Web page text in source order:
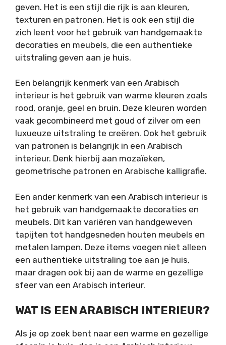
geven. Het is een stijl die rijk is aan kleuren,
texturen en patronen. Het is ook een stijl die
zich leent voor het gebruik van handgemaakte
decoraties en meubels, die een authentieke
uitstraling geven aan je huis.
Een belangrijk kenmerk van een Arabisch
interieur is het gebruik van warme kleuren zoals
rood, oranje, geel en bruin. Deze kleuren worden
vaak gecombineerd met goud of zilver om een ​​
luxueuze uitstraling te creëren. Ook het gebruik
van patronen is belangrijk in een Arabisch
interieur. Denk hierbij aan mozaïeken,
geometrische patronen en Arabische kalligrafie.
Een ander kenmerk van een Arabisch interieur is
het gebruik van handgemaakte decoraties en
meubels. Dit kan variëren van handgeweven
tapijten tot handgesneden houten meubels en
metalen lampen. Deze items voegen niet alleen
een authentieke uitstraling toe aan je huis,
maar dragen ook bij aan de warme en gezellige
sfeer van een Arabisch interieur.
WAT IS EEN ARABISCH INTERIEUR?
Als je op zoek bent naar een warme en gezellige